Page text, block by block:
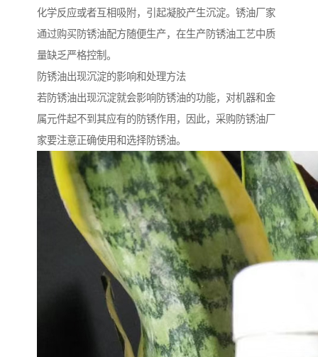
化学反应或者互相吸附，引起凝胶产生沉淀。锈油厂家
通过购买防锈油配方随便生产，在生产防锈油工艺中质
量缺乏严格控制。
防锈油出现沉淀的影响和处理方法
若防锈油出现沉淀就会影响防锈油的功能，对机器和金
属元件起不到其应有的防锈作用，因此，采购防锈油厂
家要注意正确使用和选择防锈油。